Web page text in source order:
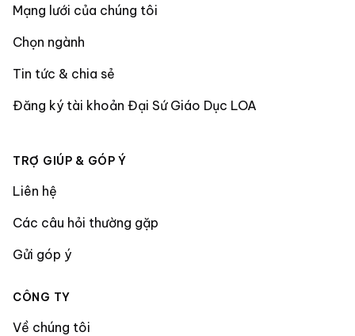
Mạng lưới của chúng tôi
Chọn ngành
Tin tức & chia sẻ
Đăng ký tài khoản Đại Sứ Giáo Dục LOA
TRỢ GIÚP & GÓP Ý
Liên hệ
Các câu hỏi thường gặp
Gửi góp ý
CÔNG TY
Về chúng tôi